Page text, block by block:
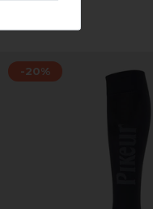
-20%